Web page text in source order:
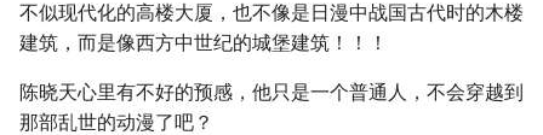
不似现代化的高楼大厦，也不像是日漫中战国古代时的木楼
建筑，而是像西方中世纪的城堡建筑！！！
陈晓天心里有不好的预感，他只是一个普通人，不会穿越到
那部乱世的动漫了吧？